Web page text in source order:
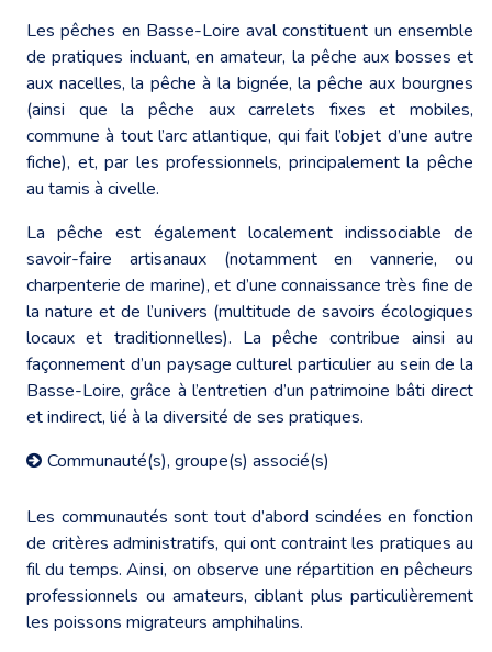
Les pêches en Basse-Loire aval constituent un ensemble
de pratiques incluant, en amateur, la pêche aux bosses et
aux nacelles, la pêche à la bignée, la pêche aux bourgnes
(ainsi que la pêche aux carrelets fixes et mobiles,
commune à tout l’arc atlantique, qui fait l’objet d’une autre
fiche), et, par les professionnels, principalement la pêche
au tamis à civelle.
La pêche est également localement indissociable de
savoir-faire artisanaux (notamment en vannerie, ou
charpenterie de marine), et d’une connaissance très fine de
la nature et de l’univers (multitude de savoirs écologiques
locaux et traditionnelles). La pêche contribue ainsi au
façonnement d’un paysage culturel particulier au sein de la
Basse-Loire, grâce à l’entretien d’un patrimoine bâti direct
et indirect, lié à la diversité de ses pratiques.
Communauté(s), groupe(s) associé(s)
Les communautés sont tout d’abord scindées en fonction
de critères administratifs, qui ont contraint les pratiques au
fil du temps. Ainsi, on observe une répartition en pêcheurs
professionnels ou amateurs, ciblant plus particulièrement
les poissons migrateurs amphihalins.